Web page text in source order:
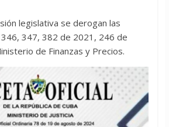
legislativa se derogan las
347, 382 de 2021, 246 de
de Finanzas y Precios.